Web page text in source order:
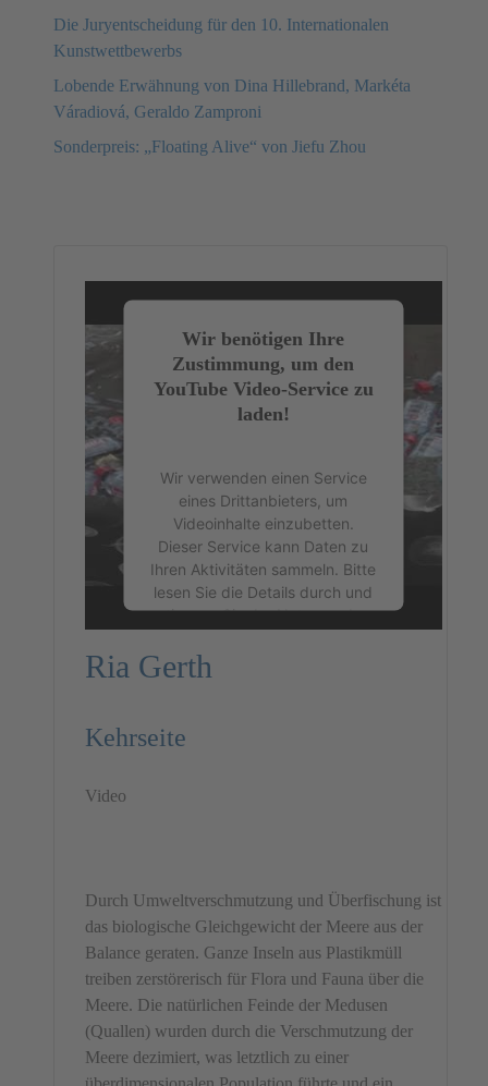
Die Juryentscheidung für den 10. Internationalen
Kunstwettbewerbs
Lobende Erwähnung von Dina Hillebrand, Markéta
Váradiová, Geraldo Zamproni
Sonderpreis: „Floating Alive“ von Jiefu Zhou
Wir benötigen Ihre
Zustimmung, um den
YouTube Video-Service zu
laden!
Wir verwenden einen Service
eines Drittanbieters, um
Videoinhalte einzubetten.
Dieser Service kann Daten zu
Ihren Aktivitäten sammeln. Bitte
lesen Sie die Details durch und
stimmen Sie der Nutzung des
Ria Gerth
Kehrseite
Video
Durch Umweltverschmutzung und Überfischung ist
das biologische Gleichgewicht der Meere aus der
Balance geraten. Ganze Inseln aus Plastikmüll
treiben zerstörerisch für Flora und Fauna über die
Meere. Die natürlichen Feinde der Medusen
(Quallen) wurden durch die Verschmutzung der
Meere dezimiert, was letztlich zu einer